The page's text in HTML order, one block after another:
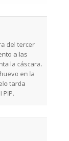
del tercer
a las
la cáscara.
en la
tarda